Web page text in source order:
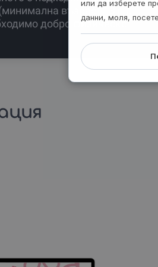
възраст - 3 г.),
добро физическо
или да изберете
данни, моля,